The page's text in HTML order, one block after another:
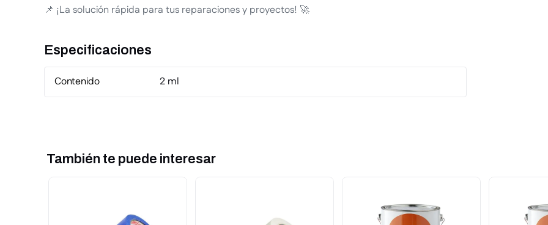
📌 ¡La solución rápida para tus reparaciones y proyectos! 🚀
Especificaciones
Contenido 2 ml
También te puede interesar